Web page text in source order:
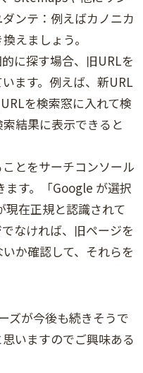
ンテ：例えばカノニカ
えましょう。
に探す場合、旧URLを
ます。例えば、新URL
を検索窓に入れて検
結果に表示できると
とをサーチコンソール
ます。「Google が選択
現在正規と認識されて
なければ、旧ページを
か確認して、それらを
ズが今後も続きそうで
いますのでご興味ある